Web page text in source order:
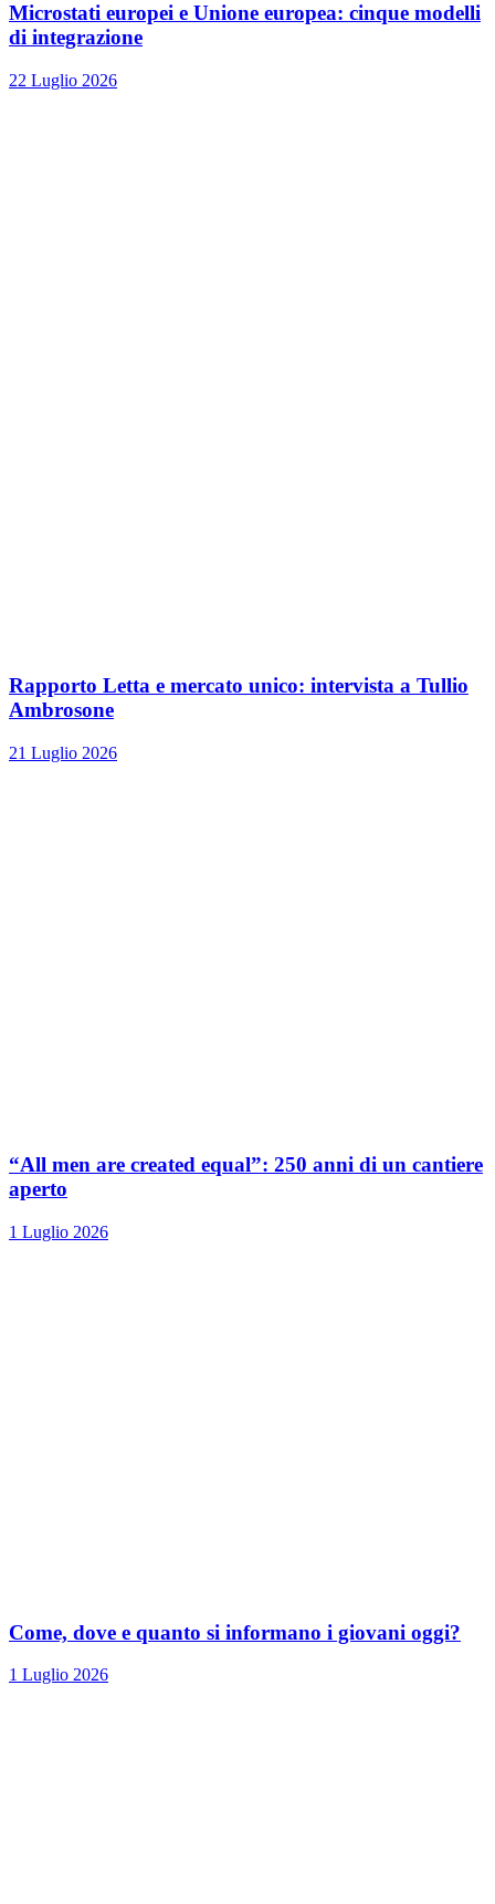
Microstati europei e Unione europea: cinque modelli
di integrazione
22 Luglio 2026
Rapporto Letta e mercato unico: intervista a Tullio
Ambrosone
21 Luglio 2026
“All men are created equal”: 250 anni di un cantiere
aperto
1 Luglio 2026
Come, dove e quanto si informano i giovani oggi?
1 Luglio 2026